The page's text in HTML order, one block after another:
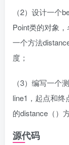
（2）设计一个
Point类的对象
一个方法
度；
（3）编写一个
line1，起点和终
的distance（）
源代码